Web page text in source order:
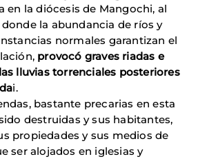
en la diócesis de Mangochi, al
la abundancia de ríos y
normales garantizan el
provocó graves riadas e
lluvias torrenciales posteriores
i.
bastante precarias en esta
destruidas y sus habitantes,
propiedades y sus medios de
ser alojados en iglesias y